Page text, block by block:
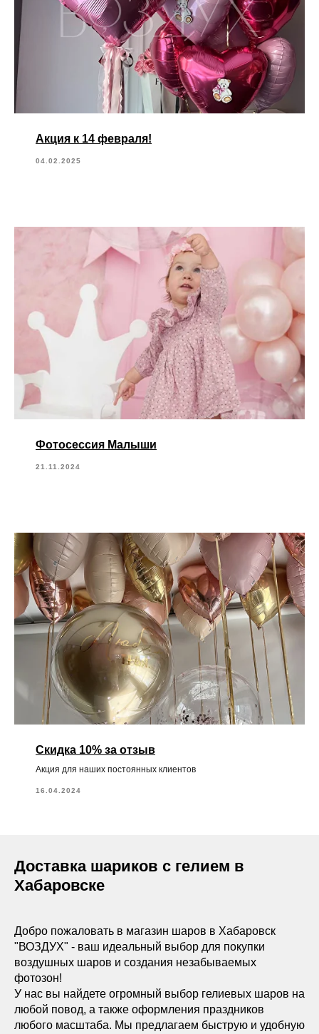
Акция к 14 февраля!
04.02.2025
Фотосессия Малыши
21.11.2024
Скидка 10% за отзыв
Акция для наших постоянных клиентов
16.04.2024
Доставка шариков с гелием в
Хабаровске
Добро пожаловать в магазин шаров в Хабаровск
"ВОЗДУХ" - ваш идеальный выбор для покупки
воздушных шаров и создания незабываемых
фотозон!
У нас вы найдете огромный выбор гелиевых шаров на
любой повод, а также оформления праздников
любого масштаба. Мы предлагаем быструю и удобную